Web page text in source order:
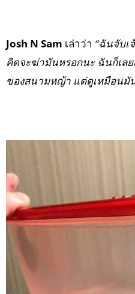
Josh N Sam เล่าว่า “ฉันจับ
คิดจะฆ่ามันหรอกนะ ฉันก็เล
ของสนามหญ้า แต่ดูเหมือนมั